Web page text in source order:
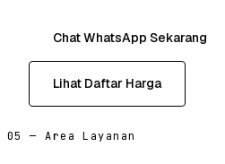
Chat WhatsApp Sekarang
Lihat Daftar Harga
05 — Area Layanan